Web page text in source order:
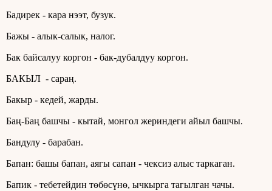
Бадирек - кара нээт, бузук.
Бажы - алык-салык, налог.
Бак байсалуу коргон - бак-дубалдуу коргон.
БАКЫЛ - сараң.
Бакыр - кедей, жарды.
Баң-Баң башчы - кытай, монгол жериндеги айыл башчы.
Бандулу - барабан.
Бапан: башы бапан, аягы сапан - чексиз алыс таркаган.
Бапик - тебетейдин төбөсүнө, ычкырга тагылган чачы.